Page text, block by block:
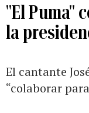
"El Puma"
la
El cantante
“colaborar